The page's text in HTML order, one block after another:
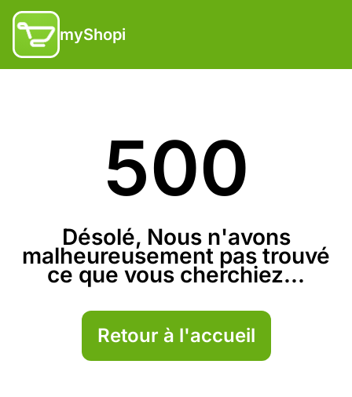
myShopi
500
Désolé, Nous n'avons
malheureusement pas trouvé
ce que vous cherchiez...
Retour à l'accueil